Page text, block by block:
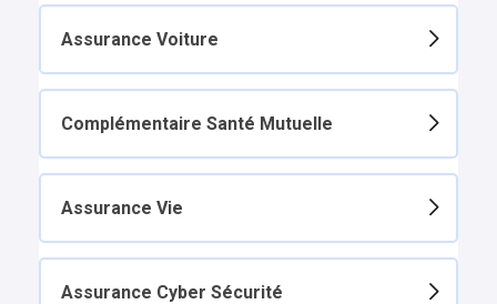
Assurance Voiture
Complémentaire Santé Mutuelle
Assurance Vie
Assurance Cyber Sécurité